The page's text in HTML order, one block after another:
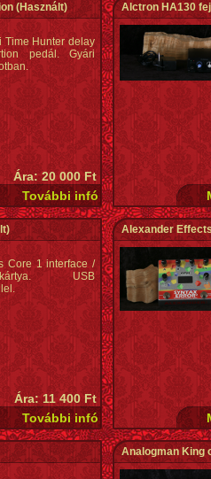
(Használt)
Time Hunter delay
pedál. Gyári
Ára: 20 000 Ft
Alctron HA130
Core 1 interface /
USB
Ára: 11 400 Ft
Alexander
Analogman King